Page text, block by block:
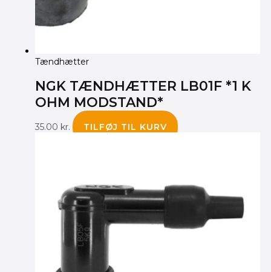
Tændhætter
NGK TÆNDHÆTTER LB01F *1 K
OHM MODSTAND*
35.00 kr. TILFØJ TIL KURV